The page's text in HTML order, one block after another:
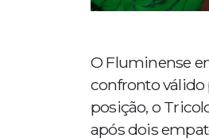
O Fluminense
confronto válido
posição, o
após dois